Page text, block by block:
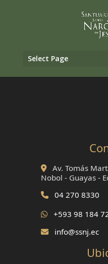
Select Page
Av. Tomás
Nobol - Guayas -
04 270 8330
+593 98 184
info@ssnj.ec